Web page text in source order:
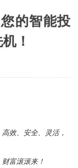
的智能投
！
效、安全、灵活，
富滚滚来！